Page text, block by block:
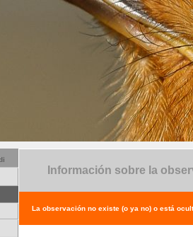
Información sobre la
La observación no existe (o ya no) o está